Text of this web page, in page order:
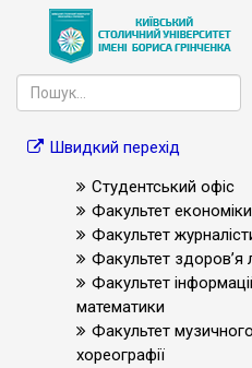
Швидкий перехід
Студентський офіс
Факультет
Факультет
Факультет здоров’я
Факультет
математики
Факультет
хореографії